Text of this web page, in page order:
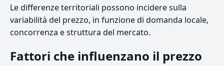
Le differenze territoriali possono incidere sulla
variabilità del prezzo, in funzione di domanda locale,
concorrenza e struttura del mercato.
Fattori che influenzano il prezzo